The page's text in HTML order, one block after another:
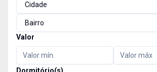
Cidade
Bairro
Valor